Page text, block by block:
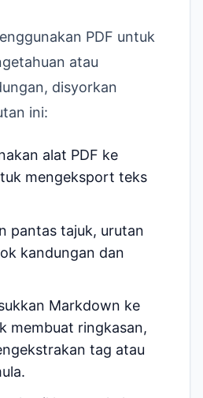
PDF untuk
atau
disyorkan
ini:
alat PDF ke
mengeksport teks
pantas tajuk, urutan
kandungan dan
Markdown ke
membuat ringkasan,
tag atau